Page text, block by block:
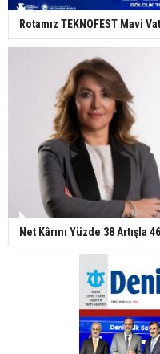
Rotamız TEKNOFEST Mavi
Net Kârını Yüzde 38 Artışla